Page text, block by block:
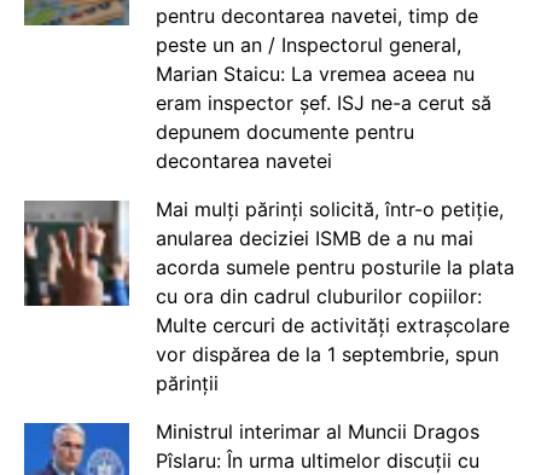
pentru decontarea navetei, timp de
peste un an / Inspectorul general,
Marian Staicu: La vremea aceea nu
eram inspector șef. ISJ ne-a cerut să
depunem documente pentru
decontarea navetei
Mai mulți părinți solicită, într-o petiție,
anularea deciziei ISMB de a nu mai
acorda sumele pentru posturile la plata
cu ora din cadrul cluburilor copiilor:
Multe cercuri de activități extrașcolare
vor dispărea de la 1 septembrie, spun
părinții
Ministrul interimar al Muncii Dragos
Pîslaru: În urma ultimelor discuții cu